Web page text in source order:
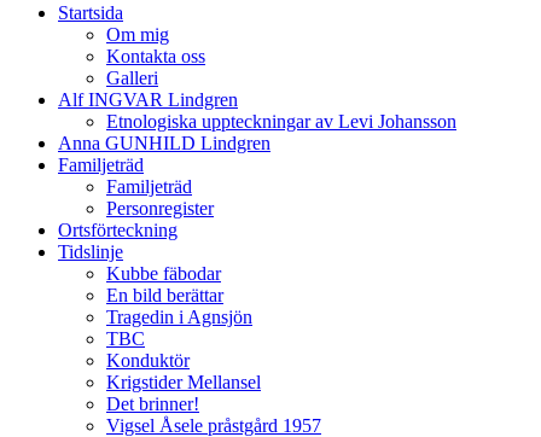
Startsida
Om mig
Kontakta oss
Galleri
Alf INGVAR Lindgren
Etnologiska uppteckningar av Levi Johansson
Anna GUNHILD Lindgren
Familjeträd
Familjeträd
Personregister
Ortsförteckning
Tidslinje
Kubbe fäbodar
En bild berättar
Tragedin i Agnsjön
TBC
Konduktör
Krigstider Mellansel
Det brinner!
Vigsel Åsele pråstgård 1957